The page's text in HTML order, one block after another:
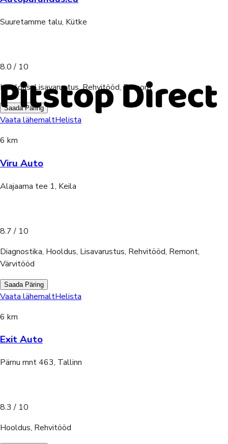
Suuretamme talu, Kütke
8.0 / 10
Hooldus, Lisavarustus, Rehvitööd, Remont
Saada Päring
Vaata lähemaltHelista
6 km
Viru Auto
Alajaama tee 1, Keila
8.7 / 10
Diagnostika, Hooldus, Lisavarustus, Rehvitööd, Remont,
Värvitööd
Saada Päring
Vaata lähemaltHelista
6 km
Exit Auto
Pärnu mnt 463, Tallinn
8.3 / 10
Hooldus, Rehvitööd